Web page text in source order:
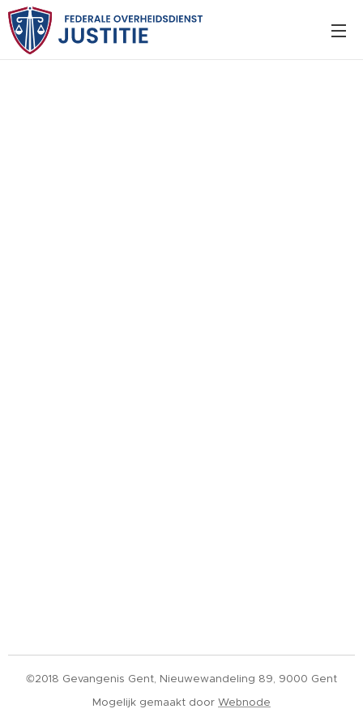
©2018 Gevangenis Gent, Nieuwewandeling 89, 9000 Gent
Mogelijk gemaakt door Webnode